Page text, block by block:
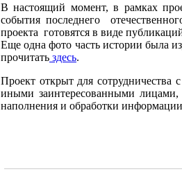
В настоящий момент, в рамках
события последнего
проекта готовятся в виде
Еще одна фото часть истории была
прочитать здесь.
Проект открыт для сотрудничества
иными заинтересованными лицами,
наполнения и обработки